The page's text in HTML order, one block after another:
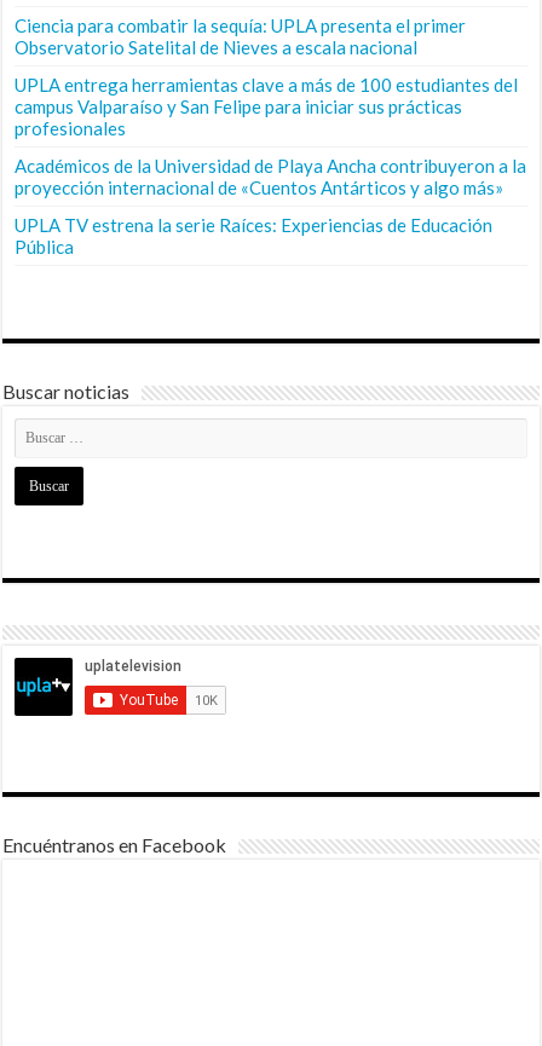
Ciencia para combatir la sequía: UPLA presenta el primer
Observatorio Satelital de Nieves a escala nacional
UPLA entrega herramientas clave a más de 100 estudiantes del
campus Valparaíso y San Felipe para iniciar sus prácticas
profesionales
Académicos de la Universidad de Playa Ancha contribuyeron a la
proyección internacional de «Cuentos Antárticos y algo más»
UPLA TV estrena la serie Raíces: Experiencias de Educación
Pública
Buscar noticias
Encuéntranos en Facebook